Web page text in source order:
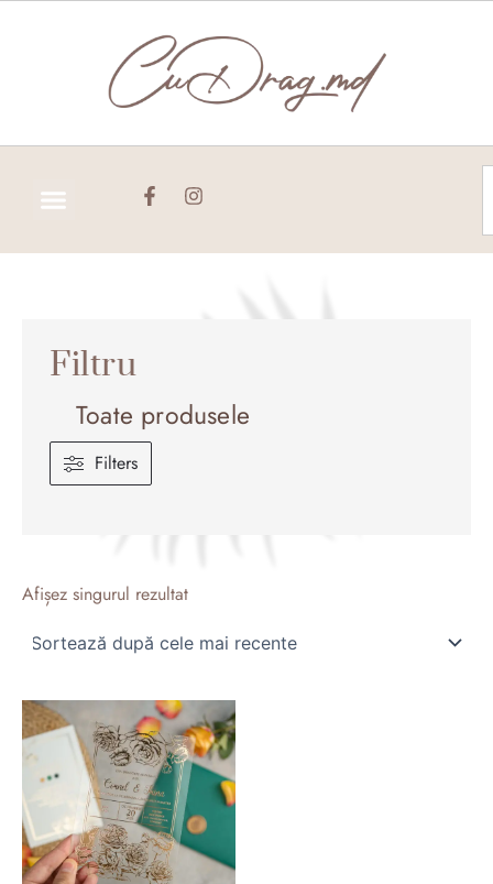
Filtru
Toate produsele
Filters
Afișez singurul rezultat